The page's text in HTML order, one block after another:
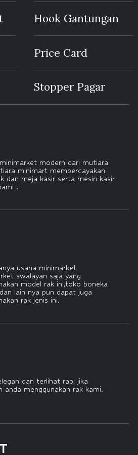
Hook Gantungan
Price Card
Stopper Pagar
modern dari mutiara
minimart mempercayakan
dan meja kasir serta mesin kasir
.
usaha minimarket
swalayan saja yang
model rak ini,toko boneka
lain nya pun dapat juga
rak jenis ini.
dan terlihat rapi jika
anda menggunakan rak kami.